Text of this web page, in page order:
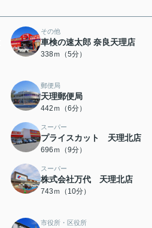
その他
車検の速太郎 奈良天理店
338ｍ（5分）
郵便局
天理郵便局
442ｍ（6分）
スーパー
プライスカット 天理北店
696ｍ（9分）
スーパー
株式会社万代 天理北店
743ｍ（10分）
市役所・区役所